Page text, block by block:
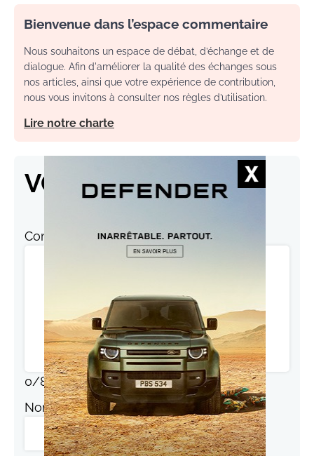
Bienvenue dans l’espace commentaire
Nous souhaitons un espace de débat, d’échange et de
dialogue. Afin d'améliorer la qualité des échanges sous
nos articles, ainsi que votre expérience de contribution,
nous vous invitons à consulter nos règles d’utilisation.
Lire notre charte
VOS RÉACTIONS
Commentaire
0/800
Nom